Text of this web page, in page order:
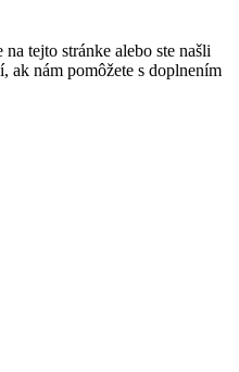
tejto stránke alebo ste našli
nám pomôžete s doplnením